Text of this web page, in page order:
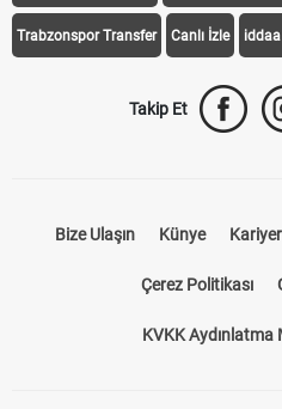
Trabzonspor Transfer Canlı İzle iddaa
Takip Et
Bize Ulaşın Künye Kariyer
Çerez Politikası
KVKK Aydınlatma